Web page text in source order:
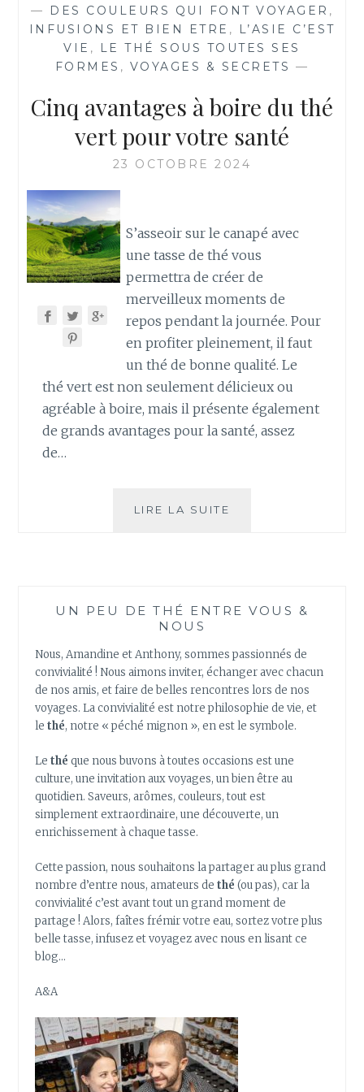
— DES COULEURS QUI FONT VOYAGER ,
INFUSIONS ET BIEN ETRE ,
L’ASIE C’EST
VIE ,
LE THÉ SOUS TOUTES SES
FORMES , VOYAGES & SECRETS —
Cinq avantages à boire du thé
vert pour votre santé
23 OCTOBRE 2024
S’asseoir sur le canapé avec
une tasse de thé vous
permettra de créer de
merveilleux moments de
repos pendant la journée. Pour
en profiter pleinement, il faut
un thé de bonne qualité. Le
thé vert est non seulement délicieux ou
agréable à boire, mais il présente également
de grands avantages pour la santé, assez
de…
LIRE LA SUITE
VERT
VOTRE
SANTÉ
UN PEU DE THÉ ENTRE VOUS &
NOUS
Nous, Amandine et Anthony, sommes passionnés de
convivialité ! Nous aimons inviter, échanger avec chacun
de nos amis, et faire de belles rencontres lors de nos
voyages. La convivialité est notre philosophie de vie, et
lethé, notre « péché mignon », en est le symbole.
Lethé que nous buvons à toutes occasions est une
culture, une invitation aux voyages, un bien être au
quotidien. Saveurs, arômes, couleurs, tout est
simplement extraordinaire, une découverte, un
enrichissement à chaque tasse.
Cette passion, nous souhaitons la partager au plus grand
nombre d’entre nous, amateurs de thé (ou pas), car la
convivialité c’est avant tout un grand moment de
partage ! Alors, faîtes frémir votre eau, sortez votre plus
belle tasse, infusez et voyagez avec nous en lisant ce
blog…
A&A